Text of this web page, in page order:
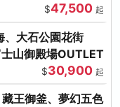
$47,500 起
、大石公園花街
山御殿場OUTLET
$30,900 起
王御釜、夢幻五色